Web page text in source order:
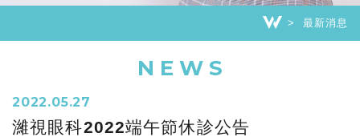
最新消息
NEWS
2022.05.27
濰視眼科2022端午節休診公告